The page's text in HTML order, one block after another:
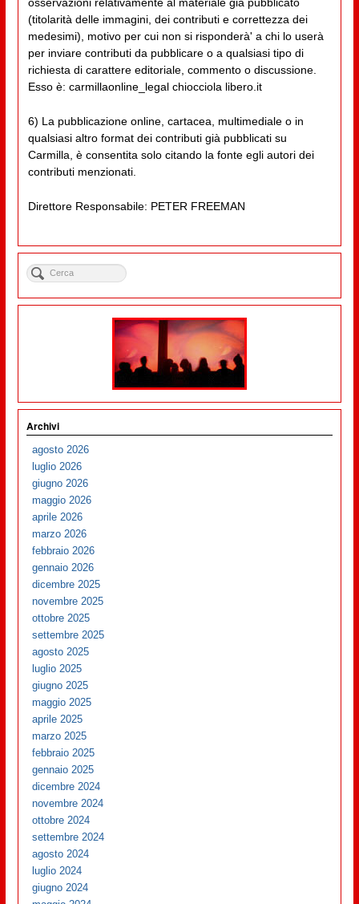
(titolarità delle immagini, dei contributi e correttezza dei
medesimi), motivo per cui non si risponderà' a chi lo userà
per inviare contributi da pubblicare o a qualsiasi tipo di
richiesta di carattere editoriale, commento o discussione.
Esso è: carmillaonline_legal chiocciola libero.it
6) La pubblicazione online, cartacea, multimediale o in
qualsiasi altro format dei contributi già pubblicati su
Carmilla, è consentita solo citando la fonte egli autori dei
contributi menzionati.
Direttore Responsabile: PETER FREEMAN
Archivi
agosto 2026
luglio 2026
giugno 2026
maggio 2026
aprile 2026
marzo 2026
febbraio 2026
gennaio 2026
dicembre 2025
novembre 2025
ottobre 2025
settembre 2025
agosto 2025
luglio 2025
giugno 2025
maggio 2025
aprile 2025
marzo 2025
febbraio 2025
gennaio 2025
dicembre 2024
novembre 2024
ottobre 2024
settembre 2024
agosto 2024
luglio 2024
giugno 2024